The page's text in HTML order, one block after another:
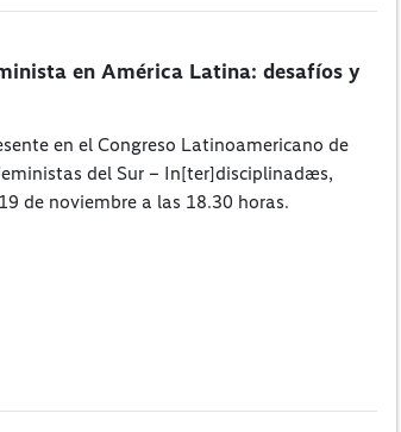
en América Latina: desafíos y
en el Congreso Latinoamericano de
del Sur – In[ter]disciplinadæs,
de noviembre a las 18.30 horas.